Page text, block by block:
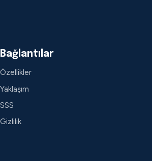
Bağlantılar
Özellikler
Yaklaşım
SSS
Gizlilik